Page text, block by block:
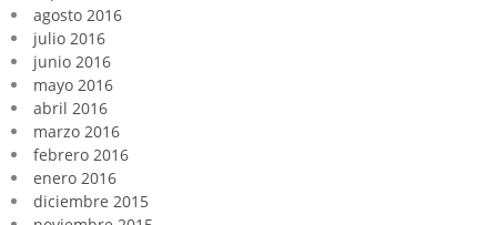
agosto 2016
julio 2016
junio 2016
mayo 2016
abril 2016
marzo 2016
febrero 2016
enero 2016
diciembre 2015